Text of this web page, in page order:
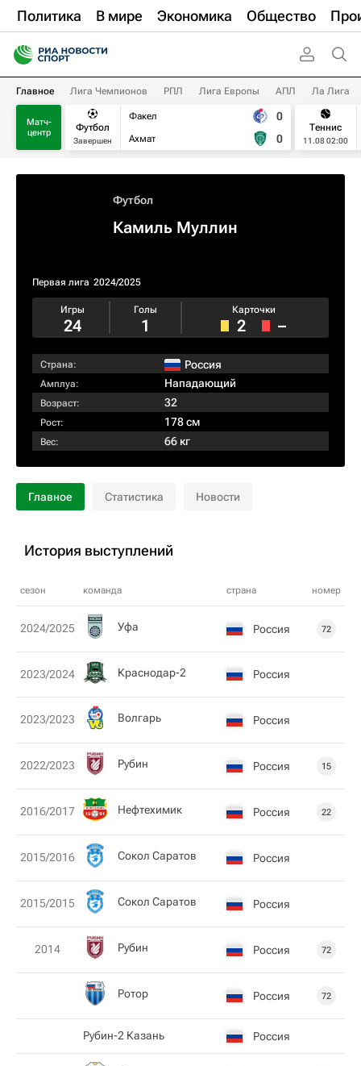
Политика В мире Экономика Общество
Главное Лига Чемпионов РПЛ Лига Европы АПЛ Ла Лига
Матч-
центр
Футбол
Завершен
Факел
Ахмат
0
0
Теннис
11.08 02:00
Футбол
Камиль Муллин
Первая лига 2024/2025
Игры
24
Голы
1
Карточки
2 –
Страна: Россия
Амплуа: Нападающий
Возраст: 32
Рост: 178 см
Вес: 66 кг
Главное Статистика Новости
История выступлений
сезон команда страна номер
2024/2025 Уфа Россия 72
2023/2024 Краснодар-2 Россия
2023/2023 Волгарь Россия
2022/2023 Рубин Россия 15
2016/2017 Нефтехимик Россия 22
2015/2016 Сокол Саратов Россия
2015/2015 Сокол Саратов Россия
2014 Рубин Россия 72
Ротор Россия 72
Рубин-2 Казань Россия